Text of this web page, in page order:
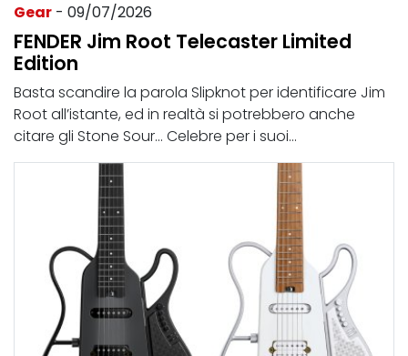
Gear - 09/07/2026
FENDER Jim Root Telecaster Limited
Edition
Basta scandire la parola Slipknot per identificare Jim
Root all’istante, ed in realtà si potrebbero anche
citare gli Stone Sour... Celebre per i suoi...